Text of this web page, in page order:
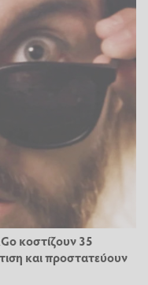
κοστίζουν 35
και προστατεύουν